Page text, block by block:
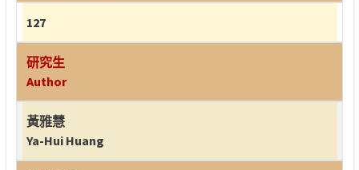
127
研究生
Author
黃雅慧
Ya-Hui Huang